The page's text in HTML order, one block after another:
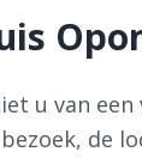
u van een
de